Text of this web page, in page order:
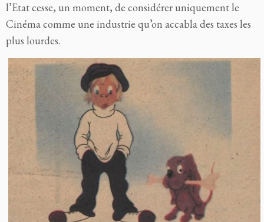
l’Etat cesse, un moment, de considérer uniquement le
Cinéma comme une industrie qu’on accabla des taxes les
plus lourdes.